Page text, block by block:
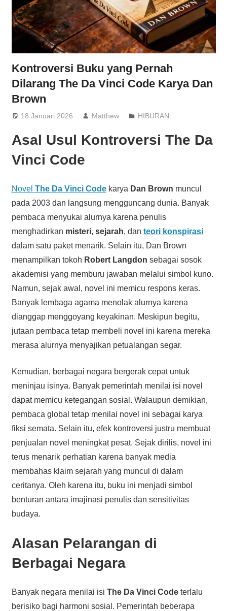
Kontroversi Buku yang Pernah
Dilarang The Da Vinci Code Karya Dan
Brown
18 Januari 2026 Matthew HIBURAN
Asal Usul Kontroversi The Da
Vinci Code
Novel The Da Vinci Codekarya Dan Brown muncul
pada 2003 dan langsung mengguncang dunia. Banyak
pembaca menyukai alurnya karena penulis
menghadirkan misteri, sejarah, dan teori konspirasi
dalam satu paket menarik. Selain itu, Dan Brown
menampilkan tokoh Robert Langdon sebagai sosok
akademisi yang memburu jawaban melalui simbol kuno.
Namun, sejak awal, novel ini memicu respons keras.
Banyak lembaga agama menolak alurnya karena
dianggap menggoyang keyakinan. Meskipun begitu,
jutaan pembaca tetap membeli novel ini karena mereka
merasa alurnya menyajikan petualangan segar.
Kemudian, berbagai negara bergerak cepat untuk
meninjau isinya. Banyak pemerintah menilai isi novel
dapat memicu ketegangan sosial. Walaupun demikian,
pembaca global tetap menilai novel ini sebagai karya
fiksi semata. Selain itu, efek kontroversi justru membuat
penjualan novel meningkat pesat. Sejak dirilis, novel ini
terus menarik perhatian karena banyak media
membahas klaim sejarah yang muncul di dalam
ceritanya. Oleh karena itu, buku ini menjadi simbol
benturan antara imajinasi penulis dan sensitivitas
budaya.
Alasan Pelarangan di
Berbagai Negara
Banyak negara menilai isi The Da Vinci Codeterlalu
berisiko bagi harmoni sosial. Pemerintah beberapa